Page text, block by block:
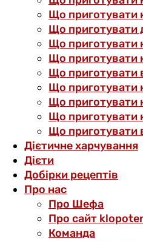
Що приготувати
Що приготувати
Що приготувати
Що приготувати
Що приготувати
Що приготувати
Що приготувати
Що приготувати
Що приготувати
Дієтичне харчування
Дієти
Добірки рецептів
Про нас
Про Шефа
Про сайт
Команда